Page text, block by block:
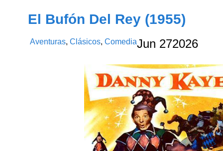
El Bufón Del Rey (1955)
Aventuras,Clásicos,ComediaJun 272026